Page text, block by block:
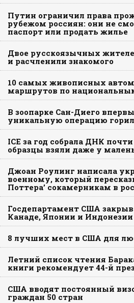
Путин ограничил права
рубежом россиян: они не
паспорт или продать жилье
Двое русскоязычных
и расчленили знакомого
10 самых живописных
маршрутов по
В зоопарке Сан-Диего
уникальную операцию
ICE за год собрала ДНК
образцы взяли даже у
Джоан Роулинг написала
военному, который
Поттера’ сокамерникам в
Госдепартамент США
Канаде, Японии и Индонезии
8 лучших мест в США для
Летний список чтения
книги рекомендует 44-й
США вводят постоянный
граждан 50 стран